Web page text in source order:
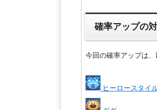
確率アップの
今回の確率アップは、
ヒーロースタイ